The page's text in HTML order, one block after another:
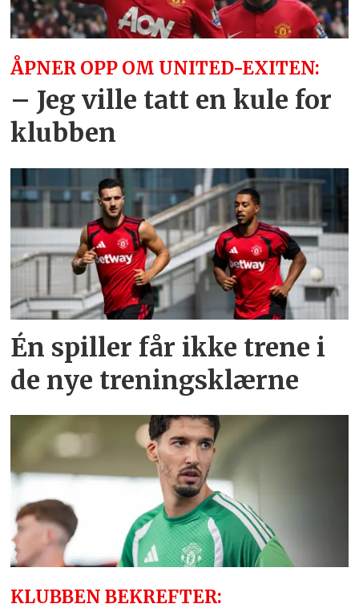
ÅPNER OPP OM UNITED-EXITEN:
– Jeg ville tatt en kule for
klubben
Én spiller får ikke trene i
de nye treningsklærne
KLUBBEN BEKREFTER: